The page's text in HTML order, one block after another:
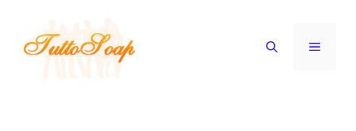
contenuto
MENU